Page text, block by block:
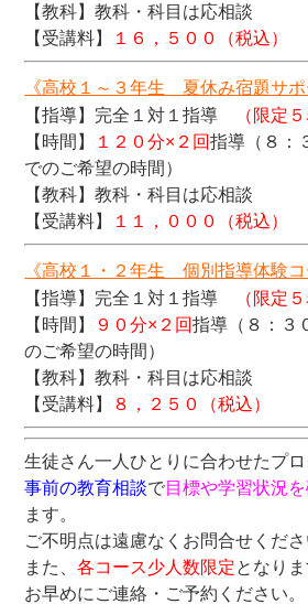
【教科】教科・科目は応相談
【受講料】
１６，５００（税込）
《高校１～３年生 夏休み宿題サ
【指導】完全１対１指導
（限定
【時間】
１２０分×２回指導（８：
でのご希望の時間）
【教科】教科・科目は応相談
【受講料】
１１，０００（税込）
《高校１・２年生 個別指導体験コ
【指導】完全１対１指導
（限定
【時間】
９０分×２回指導（８：３
のご希望の時間）
【教科】教科・科目は応相談
【受講料】
８，２５０（税込）
生徒さん一人ひとりに合わせたプロ
事前の教育相談で目標や学習状況
ます。
ご不明点は遠慮なくお問合せくださ
また、各コース少人数限定となりま
お早めにご連絡・ご予約ください。